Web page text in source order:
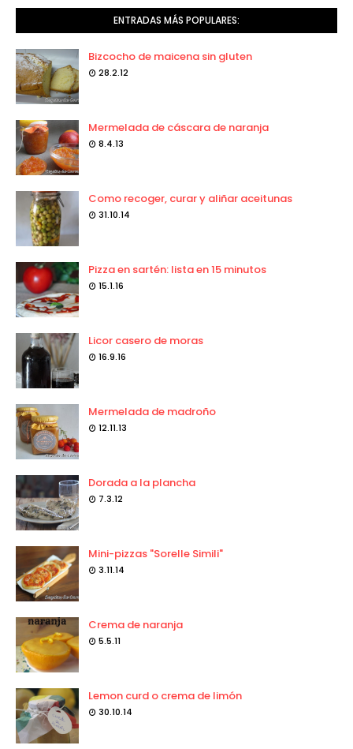
ENTRADAS MÁS POPULARES:
Bizcocho de maicena sin gluten
28.2.12
Mermelada de cáscara de naranja
8.4.13
Como recoger, curar y aliñar aceitunas
31.10.14
Pizza en sartén: lista en 15 minutos
15.1.16
Licor casero de moras
16.9.16
Mermelada de madroño
12.11.13
Dorada a la plancha
7.3.12
Mini-pizzas "Sorelle Simili"
3.11.14
Crema de naranja
5.5.11
Lemon curd o crema de limón
30.10.14